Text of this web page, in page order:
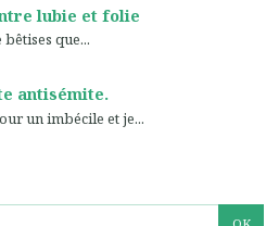
lubie et folie
que...
antisémite.
un imbécile et je...